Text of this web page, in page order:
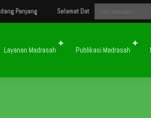
Selamat Datang di Website Resmi Madrasah Aliyah
Layanan Madrasah Publikasi Madrasah